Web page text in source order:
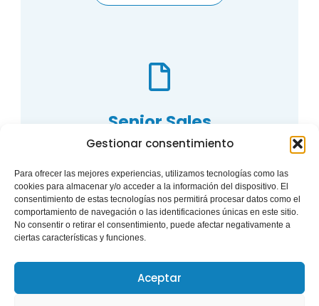
Gestionar consentimiento
Para ofrecer las mejores experiencias, utilizamos tecnologías como las
cookies para almacenar y/o acceder a la información del dispositivo. El
consentimiento de estas tecnologías nos permitirá procesar datos como el
comportamiento de navegación o las identificaciones únicas en este sitio.
No consentir o retirar el consentimiento, puede afectar negativamente a
ciertas características y funciones.
Aceptar
Senior Sales
Representative.- Fitness
Més informació
Universitat Politècnica de València (UPV) Camí de Vera, s/n, Algirós,
46022 València, Valencia